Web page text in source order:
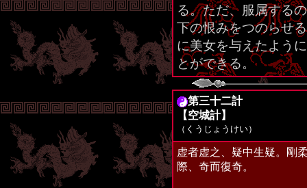
る。ただ、服属する
下の恨みをつのらせ
に美女を与えたよう
とができる。
第三十二計
【空城計】
（くうじょうけい）
虚者虚之、疑中生疑。剛
際、奇而復奇。